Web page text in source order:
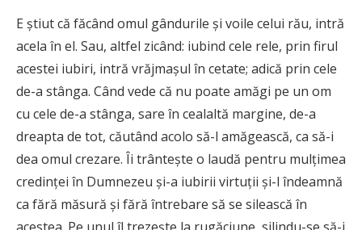
E ştiut că făcând omul gândurile şi voile celui rău, intră
acela în el. Sau, altfel zicând: iubind cele rele, prin firul
acestei iubiri, intră vrăjmaşul în cetate; adică prin cele
de-a stânga. Când vede că nu poate amăgi pe un om
cu cele de-a stânga, sare în cealaltă margine, de-a
dreapta de tot, căutând acolo să-l amăgească, ca să-i
dea omul crezare. Îi trânteşte o laudă pentru mulţimea
credinţei în Dumnezeu şi-a iubirii virtuţii şi-l îndeamnă
ca fără măsură şi fără întrebare să se silească în